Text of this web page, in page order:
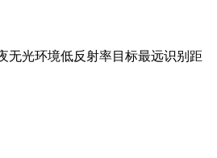
无光环境低反射率目标最远识别距